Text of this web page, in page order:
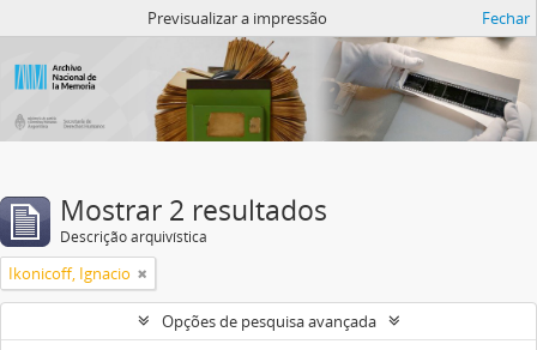
Previsualizar a impressão Fechar
Mostrar 2 resultados
Descrição arquivística
Ikonicoff, Ignacio
Opções de pesquisa avançada